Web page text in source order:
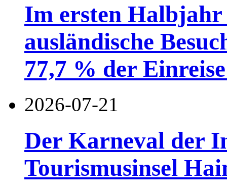
Im ersten
ausländische
77,7 % der
2026-07-21
Der Karneval der
Tourismusinsel